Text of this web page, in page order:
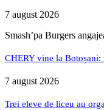
7 august 2026
Smash’pa Burgers
CHERY vine la
7 august 2026
Trei eleve de liceu au